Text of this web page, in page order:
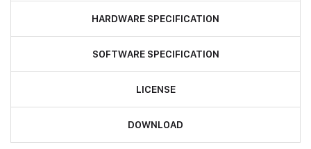
HARDWARE SPECIFICATION
SOFTWARE SPECIFICATION
LICENSE
DOWNLOAD